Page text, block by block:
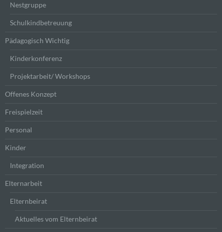
Nestgruppe
Schulkindbetreuung
Pädagogisch Wichtig
Kinderkonferenz
Projektarbeit/ Workshops
Offenes Konzept
Freispielzeit
Personal
Kinder
Integration
Elternarbeit
Elternbeirat
Aktuelles vom Elternbeirat
natürliche Person (im Folgenden „betroffene
Person") beziehen. Als identifizierbar wird eine
natürliche Person angesehen, die direkt oder
indirekt, insbesondere mittels Zuordnung zu einer
Kennung wie einem Namen, zu einer
Kennnummer, zu Standortdaten, zu einer Online-
Kennung oder zu einem oder mehreren
besonderen Merkmalen, die Ausdruck der
physischen, physiologischen, genetischen,
psychischen, wirtschaftlichen, kulturellen oder
sozialen Identität dieser natürlichen Person sind,
identifiziert werden kann.
Betroffene Person ist jede identifizierte oder
personenbezogene Daten von dem für die
c) Verarbeitung